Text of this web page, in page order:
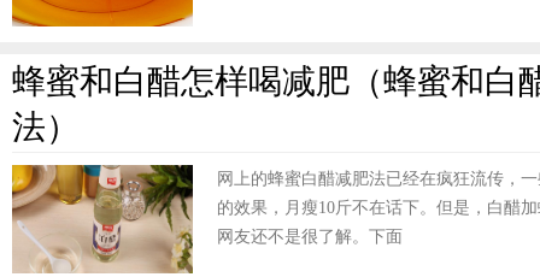
蜂蜜和白醋怎样喝减肥（蜂蜜和白
法）
网上的蜂蜜白醋减肥法已经在疯狂流传，
的效果，月瘦10斤不在话下。但是，白醋
网友还不是很了解。下面